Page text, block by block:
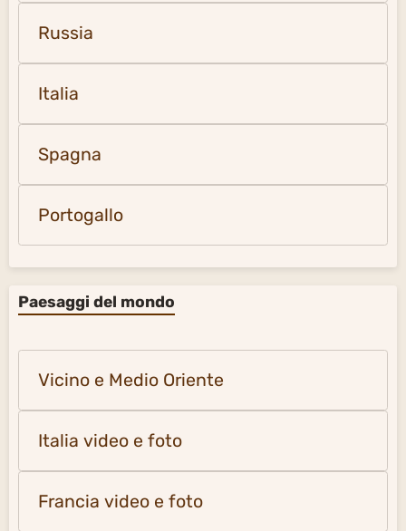
Russia
Italia
Spagna
Portogallo
Paesaggi del mondo
Vicino e Medio Oriente
Italia video e foto
Francia video e foto